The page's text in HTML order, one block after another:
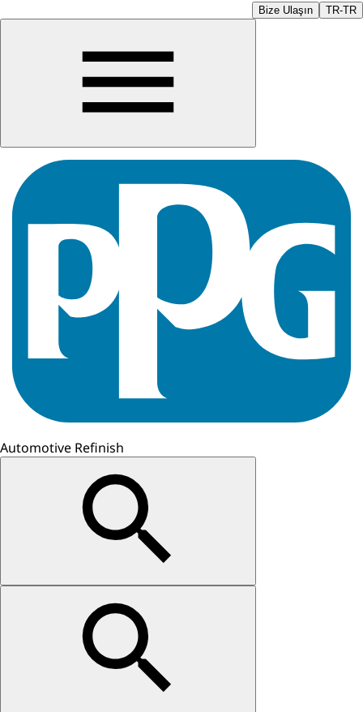
Bize Ulaşın TR-TR
Automotive Refinish